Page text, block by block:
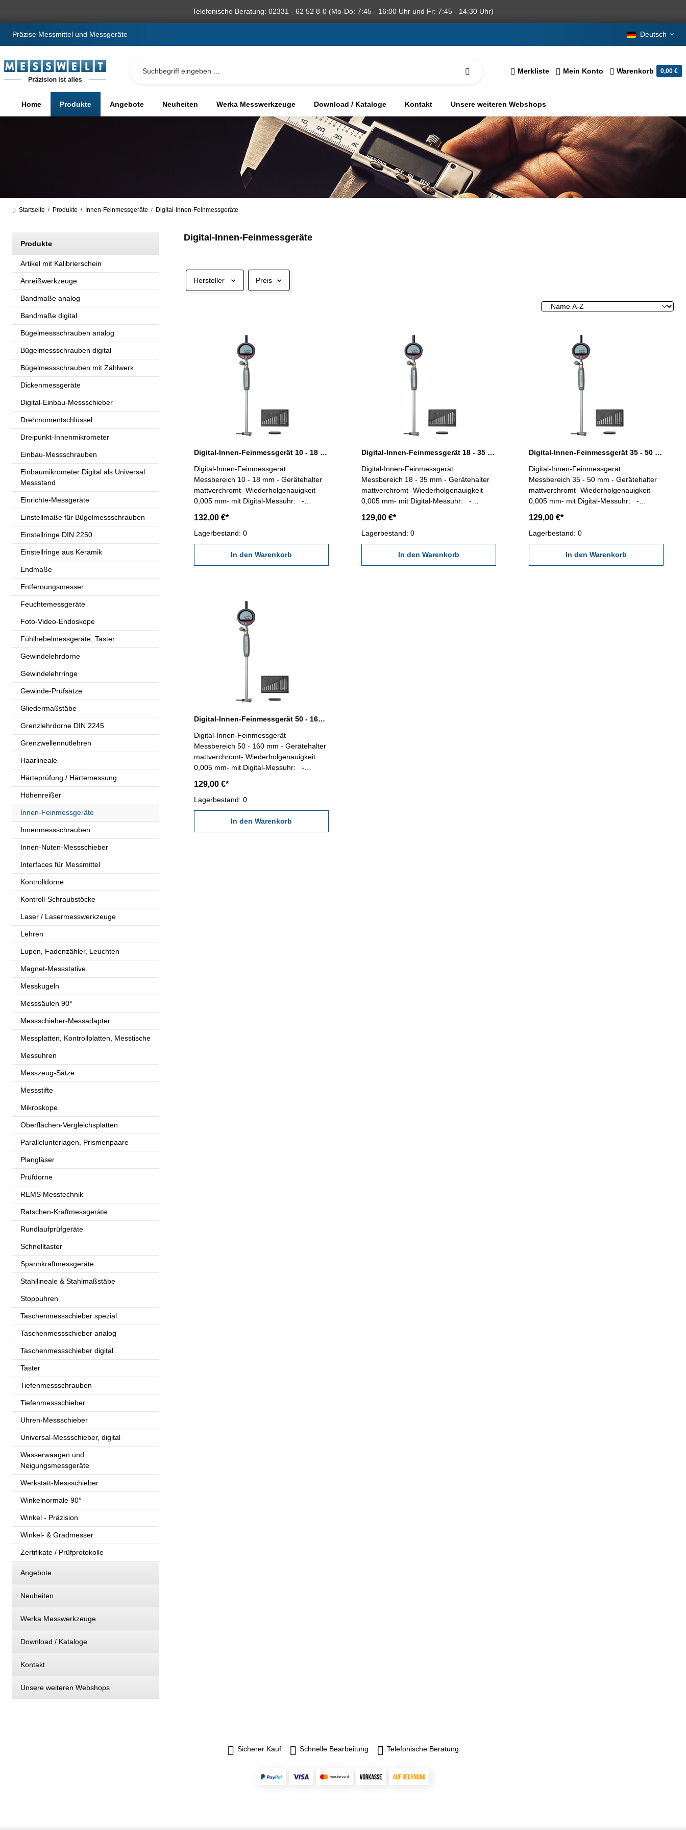
Telefonische Beratung: 02331 - 62 52 8-0 (Mo-Do: 7:45 - 16:00 Uhr und Fr: 7:45 - 14:30 Uhr)
Präzise Messmittel und Messgeräte Deutsch
Merkliste Mein Konto Warenkorb 0,00 €
Home Produkte Angebote Neuheiten Werka Messwerkzeuge Download / Kataloge Kontakt Unsere weiteren Webshops
Startseite / Produkte / Innen-Feinmessgeräte / Digital-Innen-Feinmessgeräte
Produkte
Artikel mit Kalibrierschein
Anreißwerkzeuge
Bandmaße analog
Bandmaße digital
Bügelmessschrauben analog
Bügelmessschrauben digital
Bügelmessschrauben mit Zählwerk
Dickenmessgeräte
Digital-Einbau-Messschieber
Drehmomentschlüssel
Dreipunkt-Innenmikrometer
Einbau-Messschrauben
Einbaumikrometer Digital als Universal
Messstand
Einrichte-Messgeräte
Einstellmaße für Bügelmessschrauben
Einstellringe DIN 2250
Einstellringe aus Keramik
Endmaße
Entfernungsmesser
Feuchtemessgeräte
Foto-Video-Endoskope
Fühlhebelmessgeräte, Taster
Gewindelehrdorne
Gewindelehrringe
Gewinde-Prüfsätze
Gliedermaßstäbe
Grenzlehrdorne DIN 2245
Grenzwellennutlehren
Haarlineale
Härteprüfung / Härtemessung
Höhenreißer
Innen-Feinmessgeräte
Innenmessschrauben
Innen-Nuten-Messschieber
Interfaces für Messmittel
Kontrolldorne
Kontroll-Schraubstöcke
Laser / Lasermesswerkzeuge
Lehren
Lupen, Fadenzähler, Leuchten
Magnet-Messstative
Messkugeln
Messsäulen 90°
Messschieber-Messadapter
Messplatten, Kontrollplatten, Messtische
Messuhren
Messzeug-Sätze
Messstifte
Mikroskope
Oberflächen-Vergleichsplatten
Parallelunterlagen, Prismenpaare
Plangläser
Prüfdorne
REMS Messtechnik
Ratschen-Kraftmessgeräte
Rundlaufprüfgeräte
Schnelltaster
Spannkraftmessgeräte
Stahllineale & Stahlmaßstäbe
Stoppuhren
Taschenmessschieber spezial
Taschenmessschieber analog
Taschenmessschieber digital
Taster
Tiefenmessschrauben
Tiefenmessschieber
Uhren-Messschieber
Universal-Messschieber, digital
Wasserwaagen und
Neigungsmessgeräte
Werkstatt-Messschieber
Winkelnormale 90°
Winkel - Präzision
Winkel- & Gradmesser
Zertifikate / Prüfprotokolle
Angebote
Neuheiten
Werka Messwerkzeuge
Download / Kataloge
Kontakt
Unsere weiteren Webshops
Digital-Innen-Feinmessgeräte
Hersteller Preis
Digital-Innen-Feinmessgerät 10 - 18 mm
Digital-Innen-Feinmessgerät
Messbereich 10 - 18 mm - Gerätehalter
mattverchromt- Wiederholgenauigkeit
0,005 mm- mit Digital-Messuhr: -
mm - Wiederholgenauigkeit: 0,01 mm -
Messrichtung umkehrbar - Messkraft ≤
2.2 N - Preset: Anfangswert setzen- im
Behältnis/Kasten Messtiefe: 100 mm
Messbereich: 10 - 18 mm
132,00 €*
Lagerbestand: 0
In den Warenkorb
Digital-Innen-Feinmessgerät 18 - 35 mm
Digital-Innen-Feinmessgerät
Messbereich 18 - 35 mm - Gerätehalter
mattverchromt- Wiederholgenauigkeit
0,005 mm- mit Digital-Messuhr: -
mm - Wiederholgenauigkeit: 0,01 mm -
Messrichtung umkehrbar - Messkraft ≤
2.2 N - Preset: Anfangswert setzen- im
Behältnis/Kasten Messtiefe: 150 mm
Messbereich: 18 - 35 mm
129,00 €*
Lagerbestand: 0
In den Warenkorb
Digital-Innen-Feinmessgerät 35 - 50 mm
Digital-Innen-Feinmessgerät
Messbereich 35 - 50 mm - Gerätehalter
mattverchromt- Wiederholgenauigkeit
0,005 mm- mit Digital-Messuhr: -
mm - Wiederholgenauigkeit: 0,01 mm -
Messrichtung umkehrbar - Messkraft ≤
2.2 N - Preset: Anfangswert setzen- im
Behältnis/Kasten Messtiefe: 150 mm
Messbereich: 35 - 50 mm
129,00 €*
Lagerbestand: 0
In den Warenkorb
Digital-Innen-Feinmessgerät 50 - 160 mm
Digital-Innen-Feinmessgerät
Messbereich 50 - 160 mm - Gerätehalter
mattverchromt- Wiederholgenauigkeit
0,005 mm- mit Digital-Messuhr: -
mm - Wiederholgenauigkeit: 0,01 mm -
Messrichtung umkehrbar - Messkraft ≤
2.2 N - Preset: Anfangswert setzen- im
Behältnis/Kasten Messtiefe: 150 mm
Messbereich: 50 - 160 mm
129,00 €*
Lagerbestand: 0
In den Warenkorb
Sicherer Kauf Schnelle Bearbeitung Telefonische Beratung